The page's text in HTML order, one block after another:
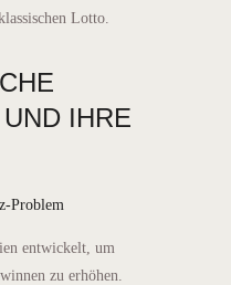
Lotto.
IHRE
Problem
entwickelt, um
zu erhöhen.